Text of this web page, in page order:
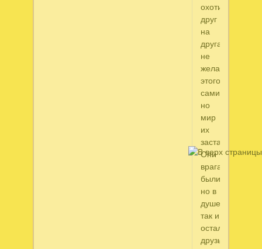
охотились
друг
на
друга
не
желая
этого
сами,
но
мир
их
заставлял.
Они
врагами...
были,
но в
душе
так и
остались
друзьями